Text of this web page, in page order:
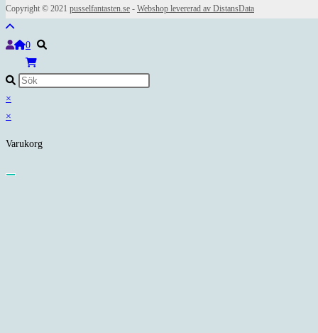
Copyright © 2021 pusselfantasten.se - Webshop levererad av DistansData
0
×
×
Varukorg